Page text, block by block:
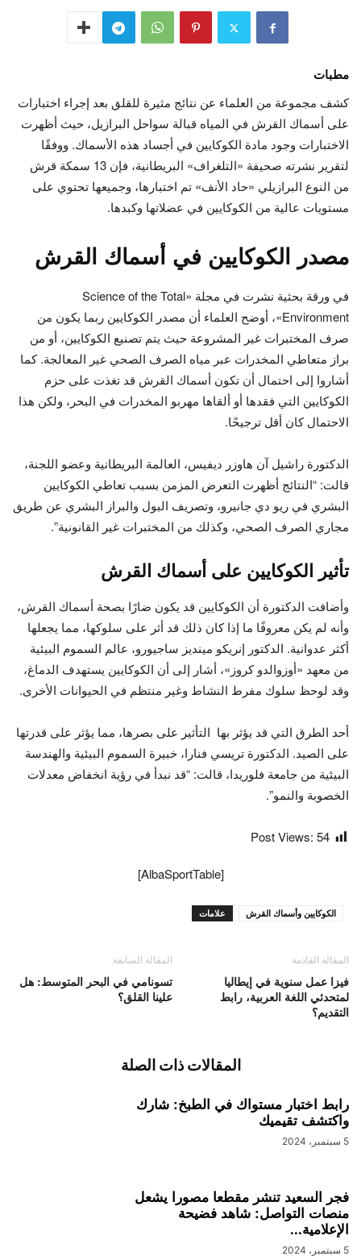
مطبات
كشف مجموعة من العلماء عن نتائج مثيرة للقلق بعد إجراء اختبارات
على أسماك القرش في المياه قبالة سواحل البرازيل، حيث أظهرت
الاختبارات وجود مادة الكوكايين في أجساد هذه الأسماك. ووفقًا
لتقرير نشرته صحيفة «التلغراف» البريطانية، فإن 13 سمكة قرش
من النوع البرازيلي «حاد الأنف» تم اختبارها، وجميعها تحتوي على
مستويات عالية من الكوكايين في عضلاتها وكبدها.
مصدر الكوكايين في أسماك القرش
في ورقة بحثية نشرت في مجلة «Science of the Total
Environment»، أوضح العلماء أن مصدر الكوكايين ربما يكون من
صرف المختبرات غير المشروعة حيث يتم تصنيع الكوكايين، أو من
براز متعاطي المخدرات عبر مياه الصرف الصحي غير المعالجة. كما
أشاروا إلى احتمال أن تكون أسماك القرش قد تغذت على حزم
الكوكايين التي فقدها أو ألقاها مهربو المخدرات في البحر، ولكن هذا
الاحتمال كان أقل ترجيحًا.
الدكتورة راشيل آن هاوزر ديفيس، العالمة البريطانية وعضو اللجنة،
قالت: “النتائج أظهرت التعرض المزمن بسبب تعاطي الكوكايين
البشري في ريو دي جانيرو، وتصريف البول والبراز البشري عن طريق
مجاري الصرف الصحي، وكذلك من المختبرات غير القانونية”.
تأثير الكوكايين على أسماك القرش
وأضافت الدكتورة أن الكوكايين قد يكون ضارًا بصحة أسماك القرش،
وأنه لم يكن معروفًا ما إذا كان ذلك قد أثر على سلوكها، مما يجعلها
أكثر عدوانية. الدكتور إنريكو مينديز ساجيورو، عالم السموم البيئية
من معهد «أوزوالدو كروز»، أشار إلى أن الكوكايين يستهدف الدماغ،
وقد لوحظ سلوك مفرط النشاط وغير منتظم في الحيوانات الأخرى.
أحد الطرق التي قد يؤثر بها التأثير على بصرها، مما يؤثر على قدرتها
على الصيد. الدكتورة تريسي فنارا، خبيرة السموم البيئية والهندسة
البيئية من جامعة فلوريدا، قالت: “قد نبدأ في رؤية انخفاض معدلات
الخصوبة والنمو”.
Post Views: 54
[AlbaSportTable]
علامات الكوكايين وأسماك القرش
المقالة السابقة
تسونامي في البحر المتوسط: هل
علينا القلق؟
المقالة القادمة
فيزا عمل سنوية في إيطاليا
لمتحدثي اللغة العربية، رابط
التقديم؟
المقالات ذات الصلة
رابط اختبار مستواك في الطبخ: شارك
واكتشف تقيميك
5 سبتمبر، 2024
فجر السعيد تنشر مقطعا مصورا يشعل
منصات التواصل: شاهد فضيحة
الإعلامية...
5 سبتمبر، 2024